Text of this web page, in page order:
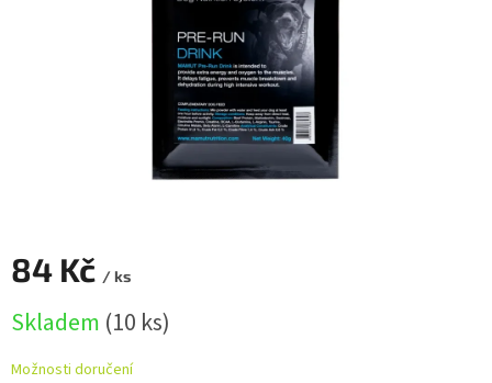
84 Kč / ks
cena:
Skladem (10 ks)
Možnosti doručení